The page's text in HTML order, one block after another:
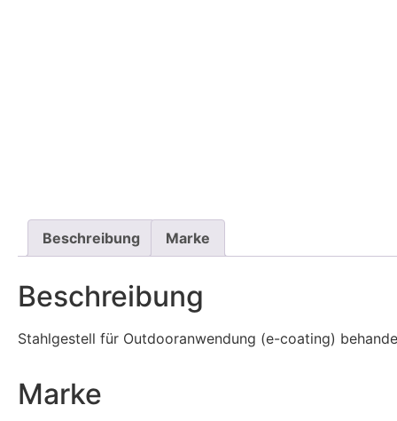
Beschreibung Marke
Beschreibung
Stahlgestell für Outdooranwendung (e-coating)
Marke